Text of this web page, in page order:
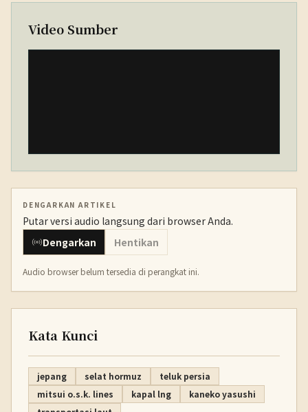
Video Sumber
DENGARKAN ARTIKEL
Putar versi audio langsung dari browser Anda.
Dengarkan
Hentikan
Audio browser belum tersedia di perangkat ini.
Kata Kunci
jepang selat hormuz
teluk persia
mitsui o.s.k. lines
kapal lng
kaneko yasushi